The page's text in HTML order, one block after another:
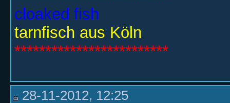
cloaked fish
tarnfisch aus Köln
*************************
28-11-2012, 12:25